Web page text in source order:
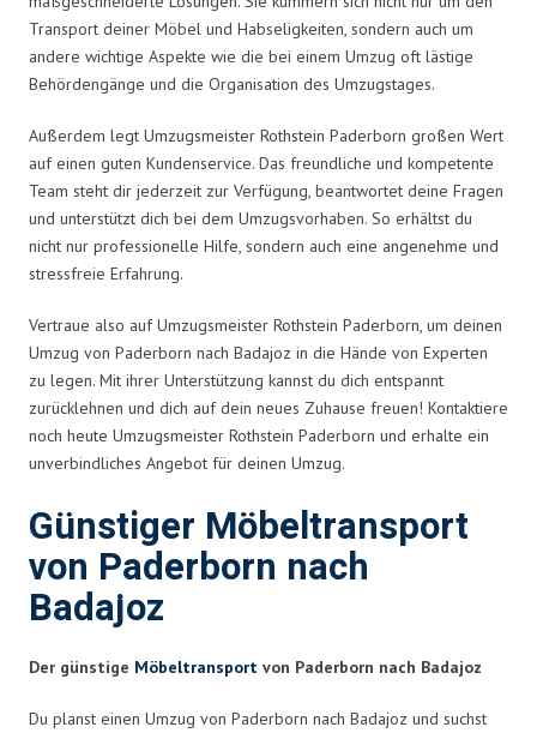
Transport deiner Möbel und Habseligkeiten, sondern auch um
andere wichtige Aspekte wie die bei einem Umzug oft lästige
Behördengänge und die Organisation des Umzugstages.
Außerdem legt Umzugsmeister Rothstein Paderborn großen Wert
auf einen guten Kundenservice. Das freundliche und kompetente
Team steht dir jederzeit zur Verfügung, beantwortet deine Fragen
und unterstützt dich bei dem Umzugsvorhaben. So erhältst du
nicht nur professionelle Hilfe, sondern auch eine angenehme und
stressfreie Erfahrung.
Vertraue also auf Umzugsmeister Rothstein Paderborn, um deinen
Umzug von Paderborn nach Badajoz in die Hände von Experten
zu legen. Mit ihrer Unterstützung kannst du dich entspannt
zurücklehnen und dich auf dein neues Zuhause freuen! Kontaktiere
noch heute Umzugsmeister Rothstein Paderborn und erhalte ein
unverbindliches Angebot für deinen Umzug.
Günstiger Möbeltransport
von Paderborn nach
Badajoz
Der günstige Möbeltransport von Paderborn nach Badajoz
Du planst einen Umzug von Paderborn nach Badajoz und suchst